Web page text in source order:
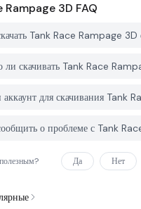
Rampage 3D FAQ
Tank Race Rampage 3D
Да Нет